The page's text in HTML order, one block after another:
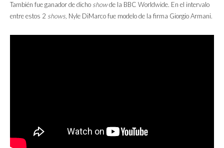
También fue ganador de dicho showde la BBC Worldwide. En el intervalo
entre estos 2 shows, Nyle DiMarco fue modelo de la firma Giorgio Armani.